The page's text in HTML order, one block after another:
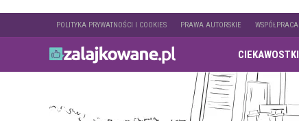
POLITYKA PRYWATNOŚCI I COOKIES PRAWA AUTORSKIE WSPÓŁPRACA
CIEKAWOSTKI